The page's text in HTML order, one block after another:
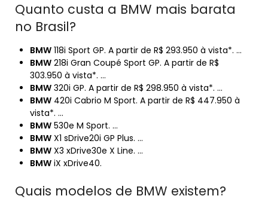
Quanto custa a BMW mais barata
no Brasil?
BMW 118i Sport GP. A partir de R$ 293.950 à vista*. …
BMW 218i Gran Coupé Sport GP. A partir de R$
303.950 à vista*. …
BMW 320i GP. A partir de R$ 298.950 à vista*. …
BMW 420i Cabrio M Sport. A partir de R$ 447.950 à
vista*. …
BMW 530e M Sport. …
BMW X1 sDrive20i GP Plus. …
BMW X3 xDrive30e X Line. …
BMW iX xDrive40.
Quais modelos de BMW existem?